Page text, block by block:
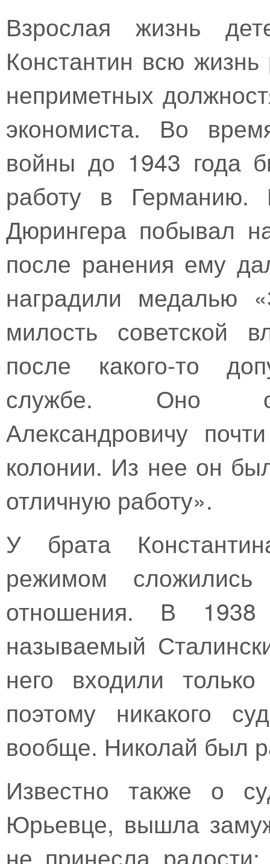
Взрослая жизнь
Константин всю
неприметных
экономиста. Во
войны до 1943 года
работу в Германию.
Дюрингера побывал
после ранения ему
наградили медалью
милость советской
после какого-то
службе. Оно
Александровичу
колонии. Из нее он
отличную работу».
У брата
режимом
отношения. В
называемый
него входили
поэтому никакого
вообще. Николай был
Известно также о
Юрьевце, вышла
не принесла